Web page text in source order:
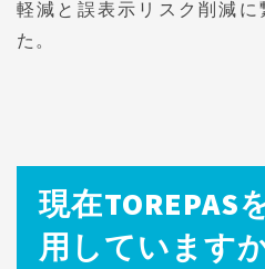
軽減と誤表示リスク削減
た。
現在
用しています